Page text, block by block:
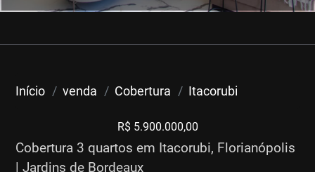
Início venda Cobertura Itacorubi
R$ 5.900.000,00
Cobertura 3 quartos em Itacorubi, Florianópolis
| Jardins de Bordeaux